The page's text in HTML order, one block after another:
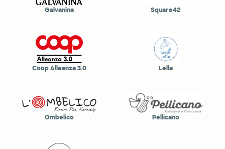
Galvanina Square42
Coop Alleanza 3.0 Lella
Ombelico Pellicano